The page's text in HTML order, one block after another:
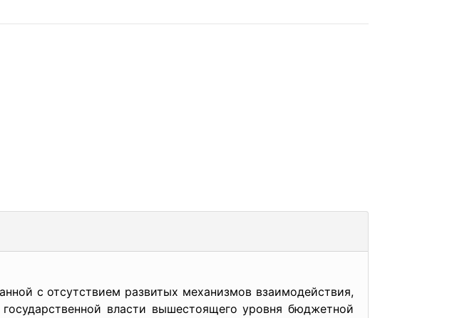
с отсутствием развитых механизмов взаимодействия,
власти вышестоящего уровня бюджетной